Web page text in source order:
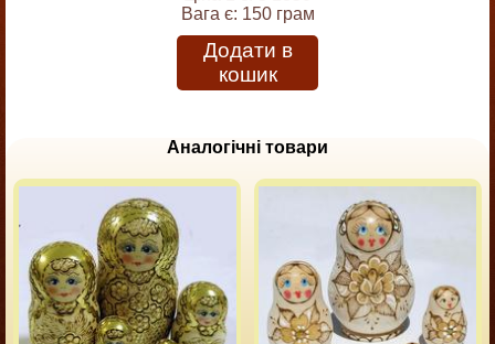
Вага є: 150 грам
Додати в
кошик
Аналогічні товари